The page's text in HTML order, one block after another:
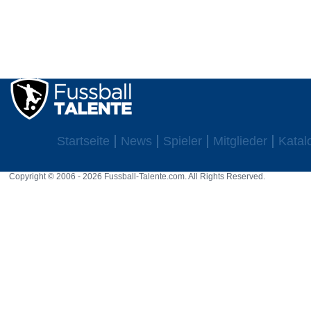
Startseite News Spieler Mitglieder
Copyright © 2006 - 2026 Fussball-Talente.com. All Rights Reserved.